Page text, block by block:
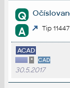
Q
A Tip 11447
ACAD
* CAD
30.5.2017